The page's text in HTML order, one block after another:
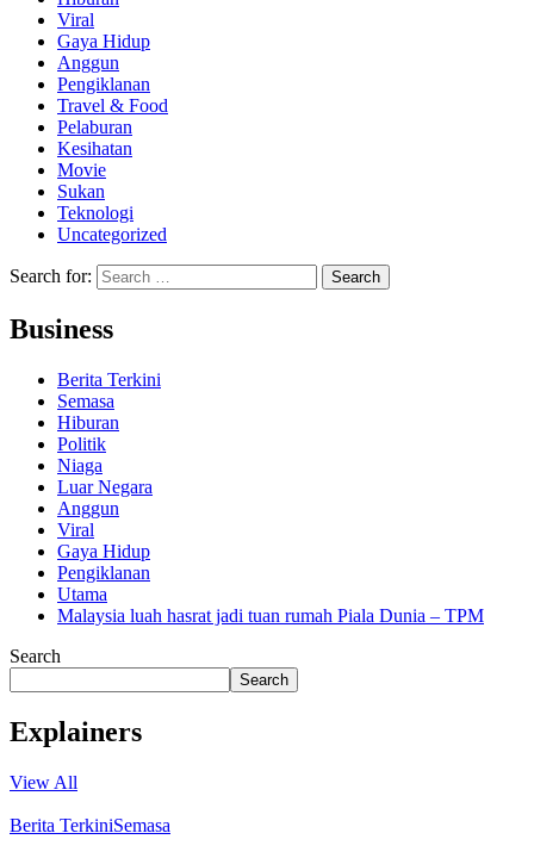
Viral
Gaya Hidup
Anggun
Pengiklanan
Travel & Food
Pelaburan
Kesihatan
Movie
Sukan
Teknologi
Uncategorized
Search for:
Business
Berita Terkini
Semasa
Hiburan
Politik
Niaga
Luar Negara
Anggun
Viral
Gaya Hidup
Pengiklanan
Utama
Malaysia luah hasrat jadi tuan rumah Piala Dunia – TPM
Search
Search
Explainers
View All
Berita TerkiniSemasa